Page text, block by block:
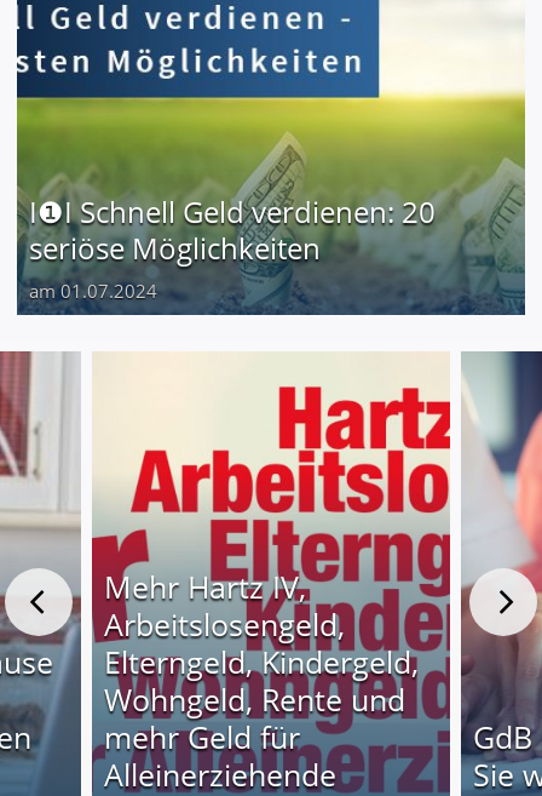
I❶I Schnell Geld verdienen: 20
seriöse Möglichkeiten
am 01.07.2024
Mehr Hartz IV,
Arbeitslosengeld,
Elterngeld, Kindergeld,
Wohngeld, Rente und
mehr Geld für
Alleinerziehende
Sie